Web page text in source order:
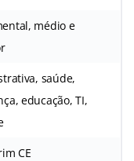
médio e
saúde,
educação, TI,
CE